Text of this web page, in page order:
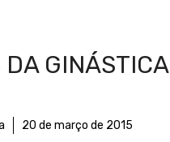
GINÁSTICA
20 de março de 2015